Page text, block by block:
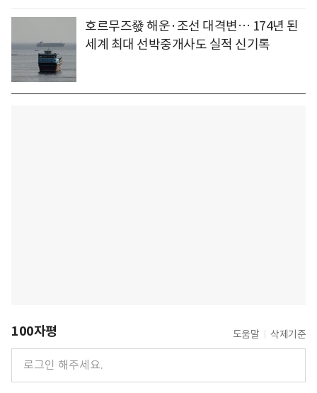
호르무즈發 해운·조선 대격변… 174년 된
세계 최대 선박중개사도 실적 신기록
100자평 도움말 삭제기준